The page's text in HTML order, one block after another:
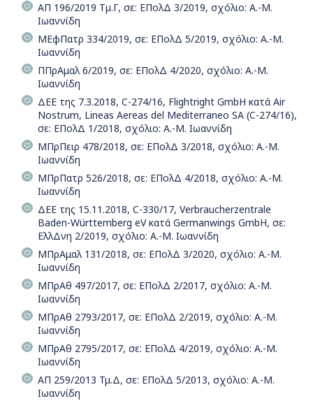
ΑΠ 196/2019 Τµ.Γ, σε: ΕΠολΔ 3/2019, σχόλιο: Α.-Μ.
Ιωαννίδη
ΜΕφΠατρ 334/2019, σε: ΕΠολΔ 5/2019, σχόλιο: Α.-Μ.
Ιωαννίδη
ΠΠρΑμαλ 6/2019, σε: ΕΠολΔ 4/2020, σχόλιο: Α.-Μ.
Ιωαννίδη
ΔΕΕ της 7.3.2018, C-274/16, Flightright GmbH κατά Air
Nostrum, Lineas Aereas del Mediterraneo SA (C-274/16),
σε: ΕΠολΔ 1/2018, σχόλιο: Α.-Μ. Ιωαννίδη
ΜΠρΠειρ 478/2018, σε: ΕΠολΔ 3/2018, σχόλιο: Α.-Μ.
Ιωαννίδη
ΜΠρΠατρ 526/2018, σε: ΕΠολΔ 4/2018, σχόλιο: Α.-Μ.
Ιωαννίδη
ΔΕΕ της 15.11.2018, C-330/17, Verbraucherzentrale
Baden-Württemberg eV κατά Germanwings GmbH, σε:
ΕλλΔνη 2/2019, σχόλιο: Α.-Μ. Ιωαννίδη
ΜΠρΑμαλ 131/2018, σε: ΕΠολΔ 3/2020, σχόλιο: Α.-Μ.
Ιωαννίδη
ΜΠρΑθ 497/2017, σε: ΕΠολΔ 2/2017, σχόλιο: Α.-Μ.
Ιωαννίδη
ΜΠρΑθ 2793/2017, σε: ΕΠολΔ 2/2019, σχόλιο: Α.-Μ.
Ιωαννίδη
ΜΠρΑθ 2795/2017, σε: ΕΠολΔ 4/2019, σχόλιο: Α.-Μ.
Ιωαννίδη
ΑΠ 259/2013 Τμ.Δ, σε: ΕΠολΔ 5/2013, σχόλιο: Α.-Μ.
Ιωαννίδη